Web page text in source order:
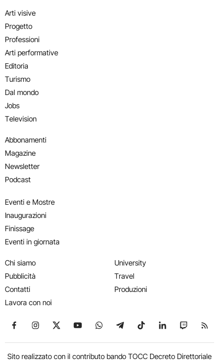
Arti visive
Progetto
Professioni
Arti performative
Editoria
Turismo
Dal mondo
Jobs
Television
Abbonamenti
Magazine
Newsletter
Podcast
Eventi e Mostre
Inaugurazioni
Finissage
Eventi in giornata
Chi siamo
Pubblicità
Contatti
Lavora con noi
University
Travel
Produzioni
Seguici su Facebook
Seguici su Instagram
Seguici su X
Seguici su YouTube
Seguici su WhatsApp
Seguici su Telegram
Seguici su TikTok
Seguici su
Seguici
Sito realizzato con il contributo bando TOCC Decreto Direttoriale